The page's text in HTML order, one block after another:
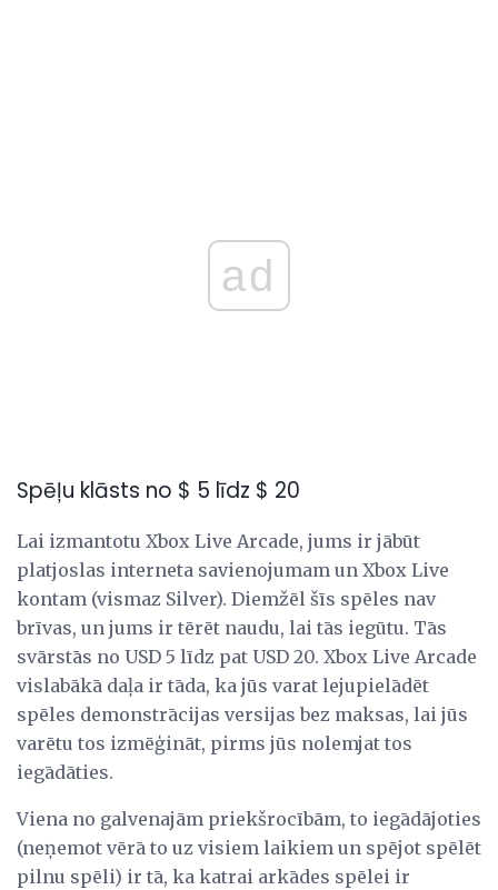
ad
Spēļu klāsts no $ 5 līdz $ 20
Lai izmantotu Xbox Live Arcade, jums ir jābūt
platjoslas interneta savienojumam un Xbox Live
kontam (vismaz Silver). Diemžēl šīs spēles nav
brīvas, un jums ir tērēt naudu, lai tās iegūtu. Tās
svārstās no USD 5 līdz pat USD 20. Xbox Live Arcade
vislabākā daļa ir tāda, ka jūs varat lejupielādēt
spēles demonstrācijas versijas bez maksas, lai jūs
varētu tos izmēģināt, pirms jūs nolemjat tos
iegādāties.
Viena no galvenajām priekšrocībām, to iegādājoties
(neņemot vērā to uz visiem laikiem un spējot spēlēt
pilnu spēli) ir tā, ka katrai arkādes spēlei ir